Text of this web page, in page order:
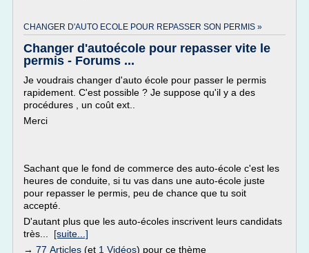
CHANGER D'AUTO ECOLE POUR REPASSER SON PERMIS »
Changer d'autoécole pour repasser vite le
permis - Forums ...
Je voudrais changer d'auto école pour passer le permis
rapidement. C'est possible ? Je suppose qu'il y a des
procédures , un coût ext..
Merci
Sachant que le fond de commerce des auto-école c'est les
heures de conduite, si tu vas dans une auto-école juste
pour repasser le permis, peu de chance que tu soit
accepté.
D'autant plus que les auto-écoles inscrivent leurs candidats
très... [suite...]
→ 77 Articles (et 1 Vidéos) pour ce thème